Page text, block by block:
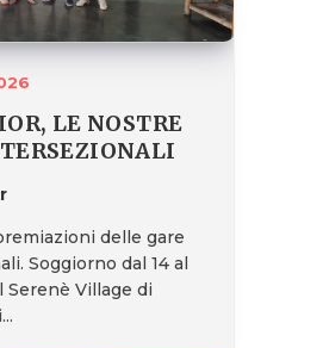
LE NOSTRE
delle gare
Soggiorno dal 14 al
Serenè Village di